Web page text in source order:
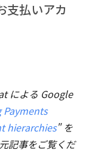
支払いアカ
による Google
hierarchies" を
記事をご覧くだ